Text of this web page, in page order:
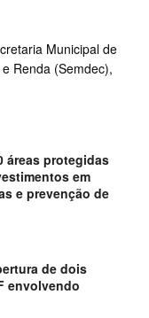
Municipal de
Renda (Semdec),
áreas protegidas
em
e prevenção de
de dois
envolvendo